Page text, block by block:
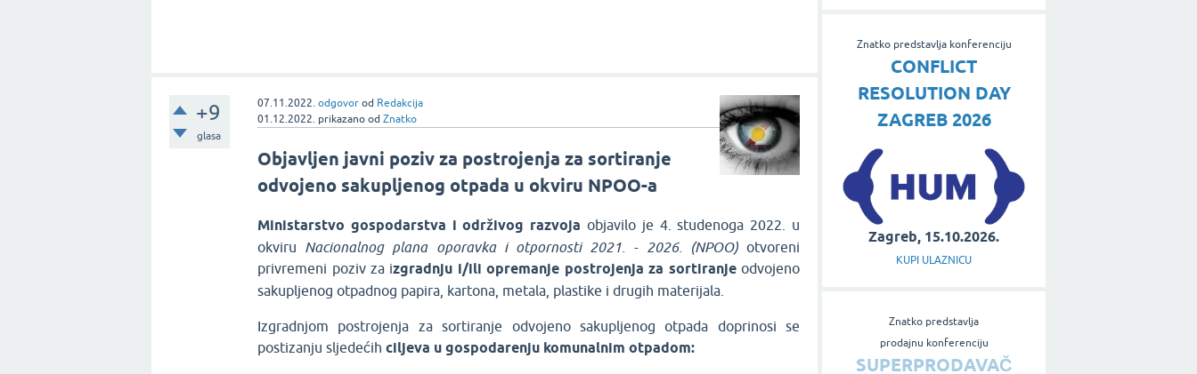
+9
glasa
07.11.2022. odgovor od Redakcija
01.12.2022. prikazano odZnatko
Objavljen javni poziv za postrojenja za sortiranje
odvojeno sakupljenog otpada u okviru NPOO-a
Ministarstvo gospodarstva i održivog razvoja objavilo je 4. studenoga 2022. u
okviru Nacionalnog plana oporavka i otpornosti 2021. - 2026. (NPOO) otvoreni
privremeni poziv za izgradnju i/ili opremanje postrojenja za sortiranje odvojeno
sakupljenog otpadnog papira, kartona, metala, plastike i drugih materijala.
Izgradnjom postrojenja za sortiranje odvojeno sakupljenog otpada doprinosi se
postizanju sljedećihciljeva u gospodarenju komunalnim otpadom:
Znatko predstavlja konferenciju
CONFLICT
RESOLUTION DAY
ZAGREB 2026
Zagreb, 15.10.2026.
KUPI ULAZNICU
Znatko predstavlja
prodajnu konferenciju
SUPERPRODAVAČ